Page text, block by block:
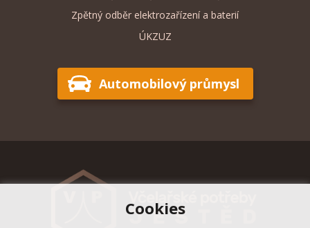
Zpětný odběr elektrozařízení a baterií
ÚKZUZ
Automobilový průmysl
Cookies